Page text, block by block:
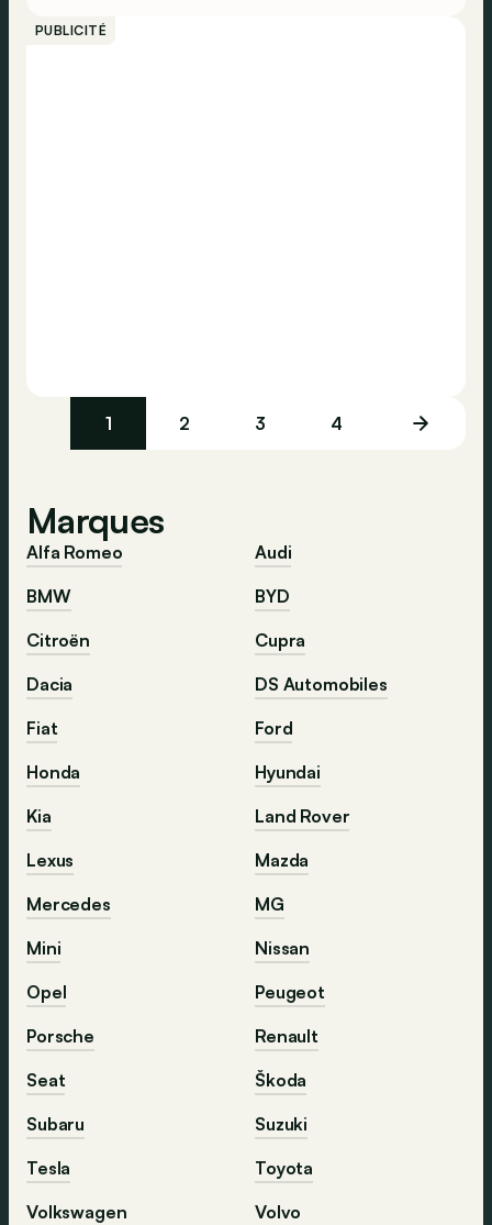
PUBLICITÉ
1 2 3 4
Marques
Alfa Romeo
Audi
BMW
BYD
Citroën
Cupra
Dacia
DS Automobiles
Fiat
Ford
Honda
Hyundai
Kia
Land Rover
Lexus
Mazda
Mercedes
MG
Mini
Nissan
Opel
Peugeot
Porsche
Renault
Seat
Škoda
Subaru
Suzuki
Tesla
Toyota
Volkswagen
Volvo